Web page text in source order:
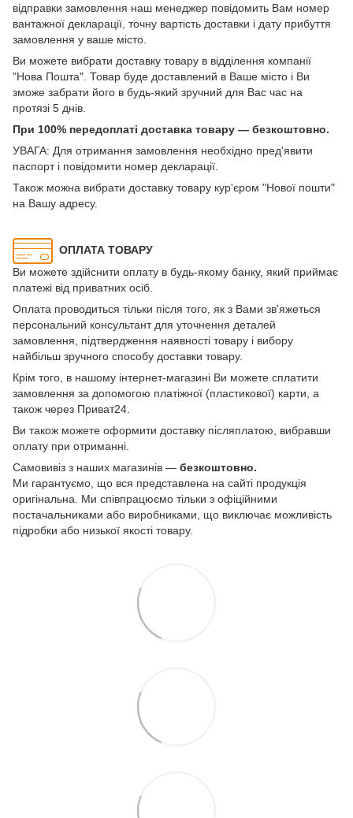
відправки замовлення наш менеджер повідомить Вам номер
вантажної декларації, точну вартість доставки і дату прибуття
замовлення у ваше місто.
Ви можете вибрати доставку товару в відділення компанії
"Нова Пошта". Товар буде доставлений в Ваше місто і Ви
зможе забрати його в будь-який зручний для Вас час на
протязі 5 днів.
При 100% передоплаті доставка товару — безкоштовно.
УВАГА: Для отримання замовлення необхідно пред'явити
паспорт і повідомити номер декларації.
Також можна вибрати доставку товару кур'єром "Нової пошти"
на Вашу адресу.
ОПЛАТА ТОВАРУ
Ви можете здійснити оплату в будь-якому банку, який приймає
платежі від приватних осіб.
Оплата проводиться тільки після того, як з Вами зв'яжеться
персональний консультант для уточнення деталей
замовлення, підтвердження наявності товару і вибору
найбільш зручного способу доставки товару.
Крім того, в нашому інтернет-магазині Ви можете сплатити
замовлення за допомогою платіжної (пластикової) карти, а
також через Приват24.
Ви також можете оформити доставку післяплатою, вибравши
оплату при отриманні.
Самовивіз з наших магазинів — безкоштовно.
Ми гарантуємо, що вся представлена на сайті продукція
оригінальна. Ми співпрацюємо тільки з офіційними
постачальниками або виробниками, що виключає можливість
підробки або низької якості товару.